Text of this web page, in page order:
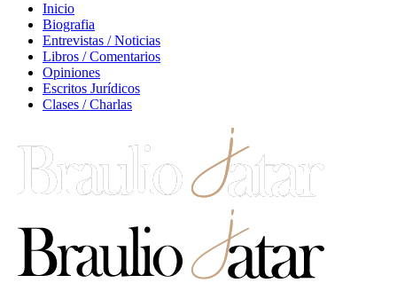
Inicio
Biografia
Entrevistas / Noticias
Libros / Comentarios
Opiniones
Escritos Jurídicos
Clases / Charlas